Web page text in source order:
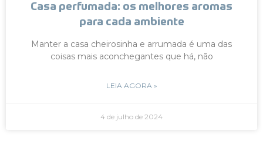
Casa perfumada: os melhores aromas
para cada ambiente
Manter a casa cheirosinha e arrumada é uma das
coisas mais aconchegantes que há, não
LEIA AGORA »
4 de julho de 2024